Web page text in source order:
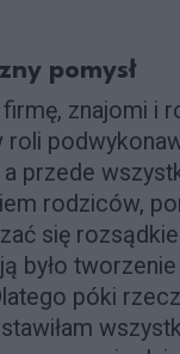
pomysł
firmę, znajomi i
roli
a przede
rodziców,
się
było
póki